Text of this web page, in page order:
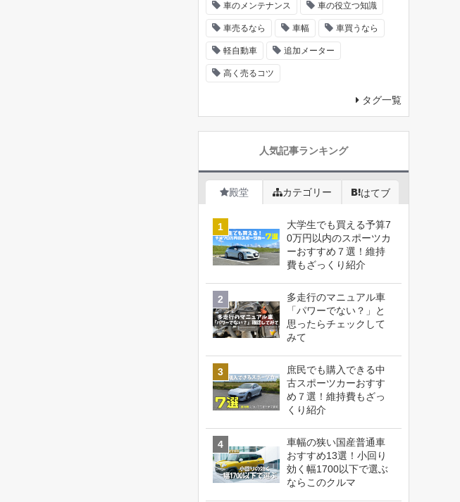
車のメンテナンス 車の役立つ知識
車売るなら 車幅 車買うなら
軽自動車 追加メーター
高く売るコツ
タグ一覧
人気記事ランキング
殿堂 カテゴリー はてブ
大学生でも買える予算7
0万円以内のスポーツカ
ーおすすめ７選！維持
費もざっくり紹介
多走行のマニュアル車
「パワーでない？」と
思ったらチェックして
みて
庶民でも購入できる中
古スポーツカーおすす
め７選！維持費もざっ
くり紹介
車幅の狭い国産普通車
おすすめ13選！小回り
効く幅1700以下で選ぶ
ならこのクルマ